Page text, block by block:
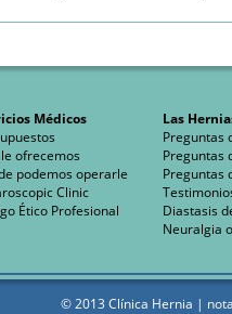
Médicos
ofrecemos
podemos operarle
Clinic
Ético Profesional
Las
Preguntas
Preguntas
Preguntas
Diastasis
Neuralgia
© 2013 Clínica Hernia |